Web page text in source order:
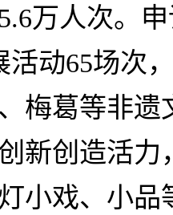
万人次。
活动65场次
梅葛等非
新创造活力
小戏、小品